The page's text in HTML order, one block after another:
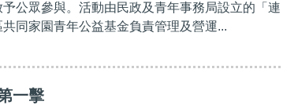
公眾參與。活動由民政及青年事務局設立的「連
同家園青年公益基金負責管理及營運...
一擊